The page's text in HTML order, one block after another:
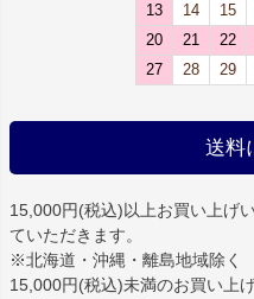
13
14 15
20
21 22
27
28 29
送料
15,000円(税込)以上お買い上げ
ていただきます。
※北海道・沖縄・離島地域除く
15,000円(税込)未満のお買い上